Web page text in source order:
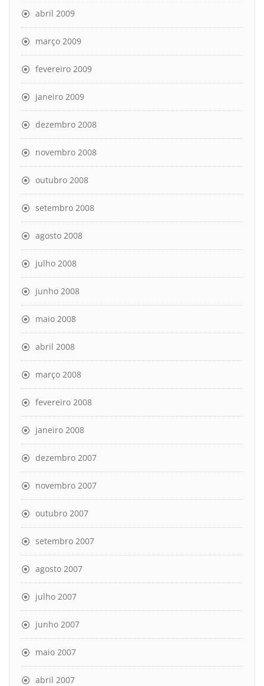
abril 2009
março 2009
fevereiro 2009
janeiro 2009
dezembro 2008
novembro 2008
outubro 2008
setembro 2008
agosto 2008
julho 2008
junho 2008
maio 2008
abril 2008
março 2008
fevereiro 2008
janeiro 2008
dezembro 2007
novembro 2007
outubro 2007
setembro 2007
agosto 2007
julho 2007
junho 2007
maio 2007
abril 2007